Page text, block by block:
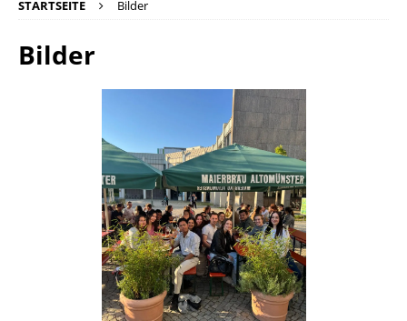
STARTSEITE Bilder
Bilder